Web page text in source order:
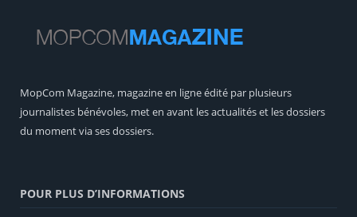
MopCom Magazine, magazine en ligne édité par plusieurs
journalistes bénévoles, met en avant les actualités et les dossiers
du moment via ses dossiers.
POUR PLUS D’INFORMATIONS